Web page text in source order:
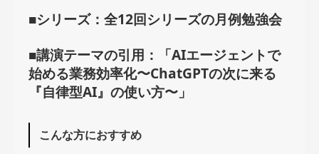
■シリーズ： 全12回シリーズの月例勉強会
■講演テーマの引用：
「AIエージェントで
始める業務効率化〜ChatGPTの次に来る
『自律型AI』の使い方〜」
こんな方におすすめ